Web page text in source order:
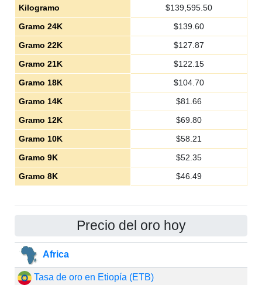
Kilogramo
$139,595.50
Gramo 24K
$139.60
Gramo 22K
$127.87
Gramo 21K
$122.15
Gramo 18K
$104.70
Gramo 14K
$81.66
Gramo 12K
$69.80
Gramo 10K
$58.21
Gramo 9K
$52.35
Gramo 8K
$46.49
Precio del oro hoy
Africa
Tasa de oro en Etiopía (ETB)